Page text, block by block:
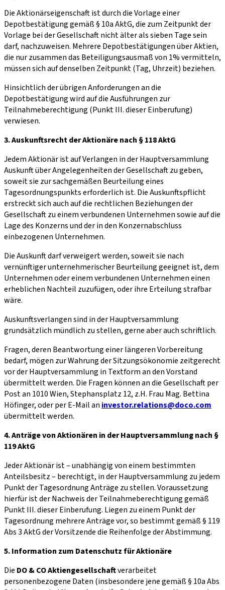
Die Aktionärseigenschaft ist durch die Vorlage einer
Depotbestätigung gemäß § 10a AktG, die zum Zeitpunkt der
Vorlage bei der Gesellschaft nicht älter als sieben Tage sein
darf, nachzuweisen. Mehrere Depotbestätigungen über Aktien,
die nur zusammen das Beteiligungsausmaß von 1% vermitteln,
müssen sich auf denselben Zeitpunkt (Tag, Uhrzeit) beziehen.
Hinsichtlich der übrigen Anforderungen an die
Depotbestätigung wird auf die Ausführungen zur
Teilnahmeberechtigung (Punkt III. dieser Einberufung)
verwiesen.
3. Auskunftsrecht der Aktionäre nach § 118 AktG
Jedem Aktionär ist auf Verlangen in der Hauptversammlung
Auskunft über Angelegenheiten der Gesellschaft zu geben,
soweit sie zur sachgemäßen Beurteilung eines
Tagesordnungspunkts erforderlich ist. Die Auskunftspflicht
erstreckt sich auch auf die rechtlichen Beziehungen der
Gesellschaft zu einem verbundenen Unternehmen sowie auf die
Lage des Konzerns und der in den Konzernabschluss
einbezogenen Unternehmen.
Die Auskunft darf verweigert werden, soweit sie nach
vernünftiger unternehmerischer Beurteilung geeignet ist, dem
Unternehmen oder einem verbundenen Unternehmen einen
erheblichen Nachteil zuzufügen, oder ihre Erteilung strafbar
wäre.
Auskunftsverlangen sind in der Hauptversammlung
grundsätzlich mündlich zu stellen, gerne aber auch schriftlich.
Fragen, deren Beantwortung einer längeren Vorbereitung
bedarf, mögen zur Wahrung der Sitzungsökonomie zeitgerecht
vor der Hauptversammlung in Textform an den Vor­stand
übermittelt werden. Die Fragen können an die Gesellschaft per
Post an 1010 Wien, Stephansplatz 12, z.H. Frau Mag. Bettina
Höfinger, oder per E-Mail an investor.relations@doco.com
übermittelt werden.
4. Anträge von Aktionären in der Hauptversammlung nach §
119 AktG
Jeder Aktionär ist – unabhängig von einem bestimmten
Anteilsbesitz – berechtigt, in der Hauptversammlung zu jedem
Punkt der Tagesordnung Anträge zu stellen. Voraussetzung
hierfür ist der Nachweis der Teilnahmeberechtigung gemäß
Punkt III. dieser Einberufung. Liegen zu einem Punkt der
Tagesordnung mehrere Anträge vor, so bestimmt gemäß § 119
Abs 3 AktG der Vorsitzende die Reihenfolge der Abstimmung.
5. Information zum Datenschutz für Aktionäre
Die DO & CO Aktiengesellschaftverarbeitet
personenbezogene Daten (insbesondere jene gemäß § 10a Abs